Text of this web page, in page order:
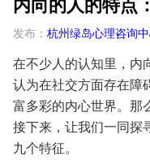
内向的人的特点
发布： 杭州绿岛心理咨询
在不少人的认知里，内
认为在社交方面存在障
富多彩的内心世界。那
接下来，让我们一同探
九个特征。